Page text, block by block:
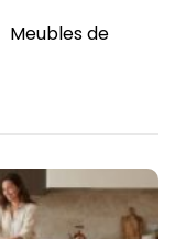
Meubles de